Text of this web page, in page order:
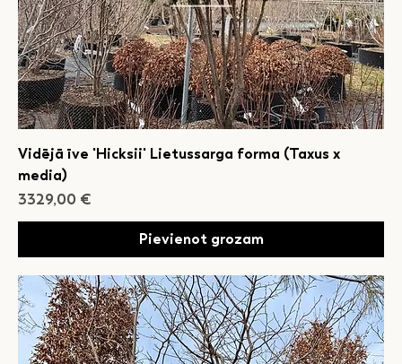
Vidējā īve 'Hicksii' Lietussarga forma (Taxus x
media)
Cena
3329,00 €
Pievienot grozam